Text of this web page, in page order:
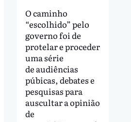
O caminho
“escolhido” pelo
governo foi de
protelar e proceder
uma série
de audiências
púbicas, debates e
pesquisas para
auscultar a opinião
de